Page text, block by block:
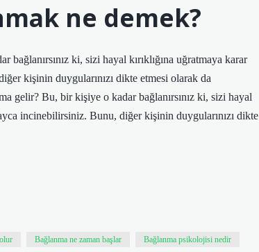
ne demek?
ki, sizi hayal kırıklığına uğratmaya karar
kişinin duygularınızı dikte etmesi olarak da
gelir? Bu, bir kişiye o kadar bağlanırsınız ki, sizi hayal
incinebilirsiniz. Bunu, diğer kişinin duygularınızı dikte
Bağlanma ne zaman başlar Bağlanma psikolojisi nedir